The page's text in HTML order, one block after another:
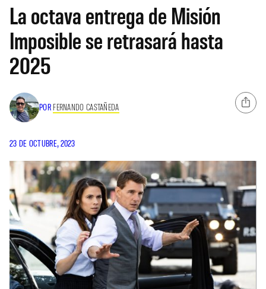
La octava entrega de Misión
Imposible se retrasará hasta
2025
POR FERNANDO CASTAÑEDA
23 DE OCTUBRE, 2023